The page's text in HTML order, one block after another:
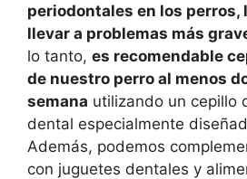
periodontales en los perros,
llevar a problemas más
lo tanto, es recomendable
de nuestro perro al menos
semana utilizando un cepillo
dental especialmente
Además, podemos
con juguetes dentales y